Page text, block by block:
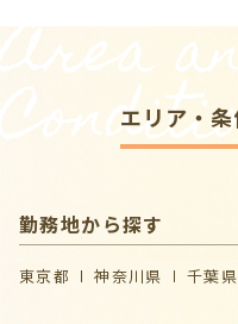
Area
エリア・
勤務地から探す
東京都 神奈川県 千葉県